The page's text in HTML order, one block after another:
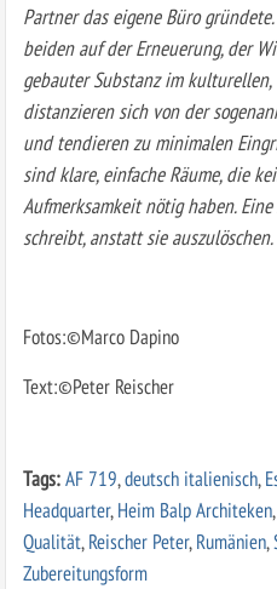
Partner das eigene Büro
beiden auf der Erneuerung, der
gebauter Substanz im
distanzieren sich von der
und tendieren zu minimalen
sind klare, einfache Räume, die
Aufmerksamkeit nötig haben.
schreibt, anstatt sie auszulöschen.
Fotos:©Marco Dapino
Text:©Peter Reischer
Tags:AF 719,deutsch italienisch,
Headquarter,Heim Balp Architeken,
Qualität,Reischer Peter,Rumänien,
Zubereitungsform